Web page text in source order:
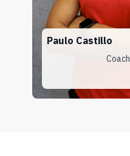
Paulo Castillo
Coach